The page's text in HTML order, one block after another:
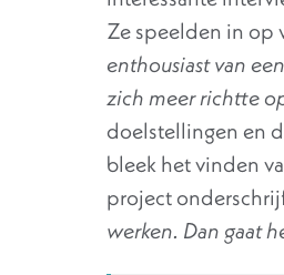
Ze speelden in op
enthousiast van
zich meer richtte
doelstellingen en
bleek het vinden
project
werken. Dan gaat